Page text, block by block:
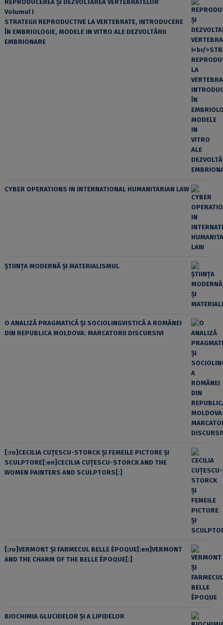
REPRODUCEREA ȘI DEZVOLTAREA VERTEBRATELOR
Volumul I
STRATEGII REPRODUCTIVE LA VERTEBRATE, INTRODUCERE
ÎN EMBRIOLOGIE, MODELE IN VITRO ALE DEZVOLTĂRII
EMBRIONARE
CYBER OPERATIONS IN INTERNATIONAL HUMANITARIAN LAW
ȘTIINȚA MODERNĂ ȘI MATERIALISMUL
O ANALIZĂ PRAGMATICĂ ȘI SOCIOLINGVISTICĂ A ROMÂNEI
DIN REPUBLICA MOLDOVA: MARCATORII DISCURSIVI
[:ro]CECILIA CUŢESCU-STORCK ŞI FEMEILE PICTORE ŞI
SCULPTORE[:en]CECILIA CUŢESCU-STORCK AND THE
WOMEN PAINTERS AND SCULPTORS[:]
[:ro]VERMONT ȘI FARMECUL BELLE ÉPOQUE[:en]VERMONT
AND THE CHARM OF THE BELLE ÉPOQUE[:]
BIOCHIMIA GLUCIDELOR ȘI A LIPIDELOR